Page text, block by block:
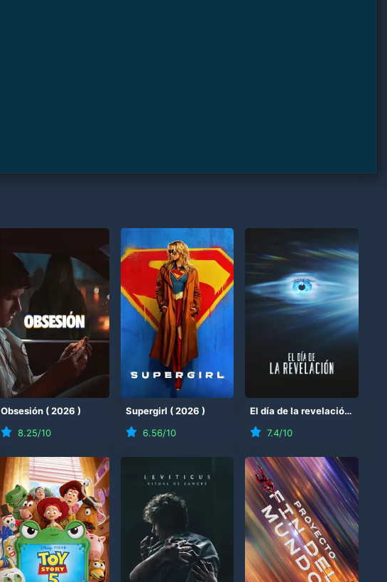
)
Obsesión (2026 )
8.25/10
Supergirl (2026 )
6.56/10
El día de la revelación
7.4/10